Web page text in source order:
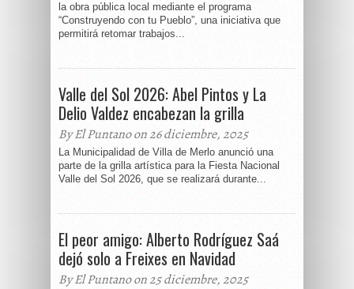
la obra pública local mediante el programa
“Construyendo con tu Pueblo”, una iniciativa que
permitirá retomar trabajos...
Valle del Sol 2026: Abel Pintos y La
Delio Valdez encabezan la grilla
By El Puntano on 26 diciembre, 2025
La Municipalidad de Villa de Merlo anunció una
parte de la grilla artística para la Fiesta Nacional
Valle del Sol 2026, que se realizará durante...
El peor amigo: Alberto Rodríguez Saá
dejó solo a Freixes en Navidad
By El Puntano on 25 diciembre, 2025